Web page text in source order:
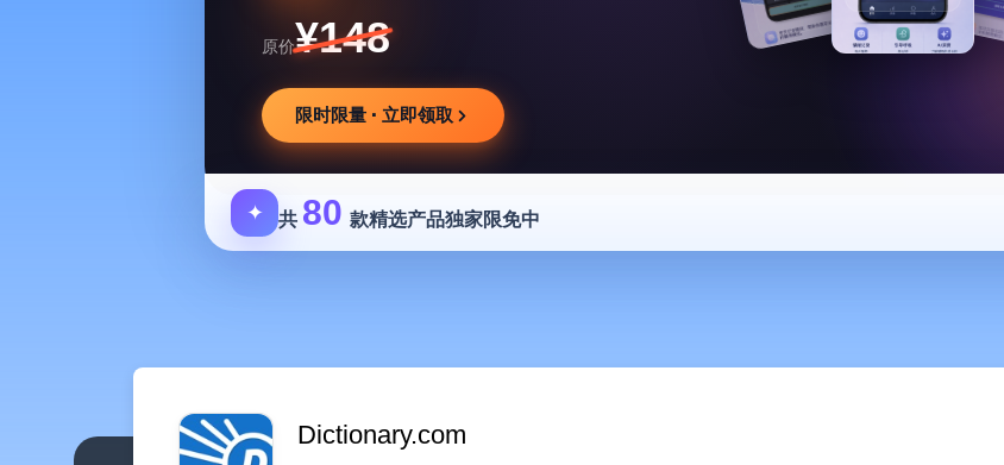
原价¥148
限时限量 · 立即领取
✦ 共 80 款精选产品独家限免中
Dictionary.com